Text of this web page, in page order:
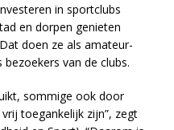
in sportclubs
en dorpen genieten
doen ze als amateur-
van de clubs.
sommige ook door
toegankelijk zijn”, zegt